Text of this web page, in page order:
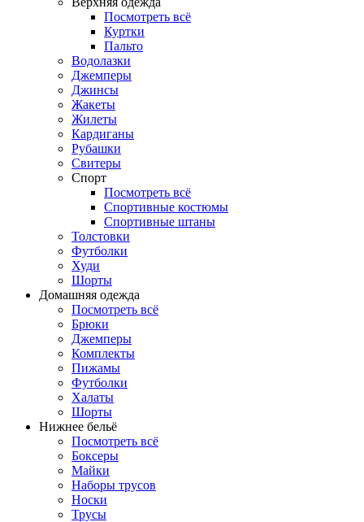
Посмотреть всё
Куртки
Пальто
Водолазки
Джемперы
Джинсы
Жакеты
Жилеты
Кардиганы
Рубашки
Свитеры
Спорт
Посмотреть всё
Спортивные костюмы
Спортивные штаны
Толстовки
Футболки
Худи
Шорты
Домашняя одежда
Посмотреть всё
Брюки
Джемперы
Комплекты
Пижамы
Футболки
Халаты
Шорты
Нижнее бельё
Посмотреть всё
Боксеры
Майки
Наборы трусов
Носки
Трусы